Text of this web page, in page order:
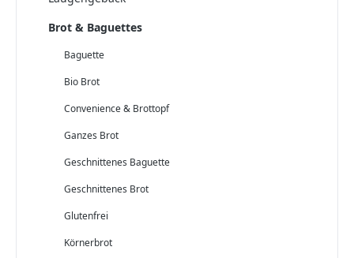
Brot & Baguettes
Baguette
Bio Brot
Convenience & Brottopf
Ganzes Brot
Geschnittenes Baguette
Geschnittenes Brot
Glutenfrei
Körnerbrot